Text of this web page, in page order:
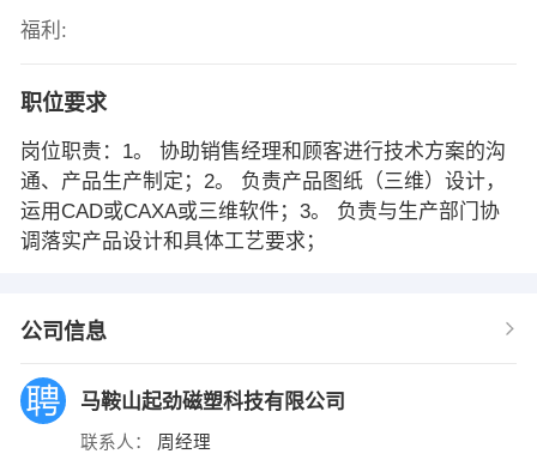
福利:
职位要求
岗位职责：1。 协助销售经理和顾客进行技术方案的沟
通、产品生产制定；2。 负责产品图纸（三维）设计，
运用CAD或CAXA或三维软件；3。 负责与生产部门协
调落实产品设计和具体工艺要求；​
公司信息
马鞍山起劲磁塑科技有限公司
联系人： 周经理